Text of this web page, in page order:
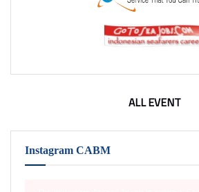
ALL EVENT
Instagram CABM